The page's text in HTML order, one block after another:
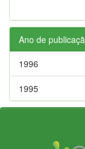
Ano de
1996
1995